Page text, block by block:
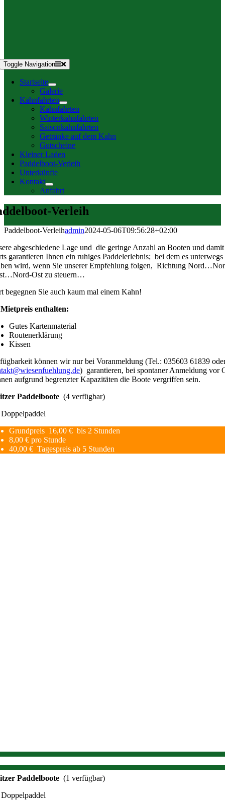
Toggle Navigation
Startseite
Galerie
Kahnfahrten
Kahnfahrten
Winterkahnfahrten
Saisonkahnfahrten
Getränke auf dem Kahn
Gutscheine
Kleiner Laden
Paddelboot-Verleih
Unterkünfte
Kontakt
Anfahrt
Verleih
Paddelboot-Verleihadmin2024-05-06T09:56:28+02:00
abgeschiedene Lage und die geringe Anzahl an Booten und damit
garantieren Ihnen ein ruhiges Paddelerlebnis; bei dem es unterwegs
wird, wenn Sie unserer Empfehlung folgen, Richtung
Ost zu steuern…
begegnen Sie auch kaum mal einem Kahn!
enthalten:
Gutes Kartenmaterial
Routenerklärung
Kissen
können wir nur bei Voranmeldung (Tel.: 035603 61839
) garantieren, bei spontaner Anmeldung vor
aufgrund begrenzter Kapazitäten die Boote vergriffen sein.
Paddelboote (4 verfügbar)
Grundpreis 16,00 € bis 2 Stunden
8,00 € pro Stunde
40,00 € Tagespreis ab 5 Stunden
Paddelboote (1 verfügbar)